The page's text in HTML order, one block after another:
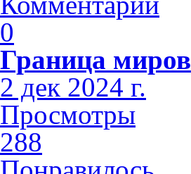
0
Граница миров
2 дек 2024 г.
Просмотры
288